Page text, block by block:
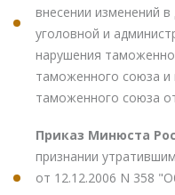
внесении изменений
уголовной и
нарушения
таможенного союза и
таможенного союза
Приказ Минюста
признании
от 12.12.2006 N 358